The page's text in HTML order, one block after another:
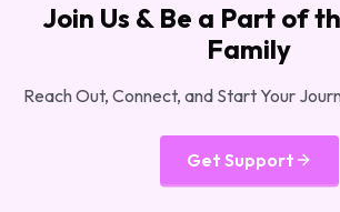
Join Us & Be a Part of
Family
Reach Out, Connect, and Start Your
Get Support